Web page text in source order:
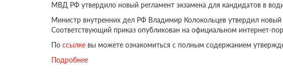
МВД РФ утвердило новый регламент экзамена для кандидатов в
Министр внутренних дел РФ Владимир Колокольцев утвердил
Соответствующий приказ опубликован на официальном интернет-
По ссылке вы можете ознакомиться с полным содержанием
Подробнее